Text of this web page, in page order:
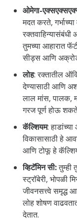
ओमेगा-
मदत करते,
तुमच्या आहारात
सीड्स आणि
लोह: रक्तातील
देण्यासाठी आणि
लाल मांस, पालक,
गरज पूर्ण होऊ
कॅल्शियम:
विकासासाठी हे
आणि टोफू हे
व्हिटॅमिन सी:तुम्ही
स्ट्रॉबेरी, भोपळी
जीवनसत्त्वे समृद्ध
लोह शोषण
देतात.